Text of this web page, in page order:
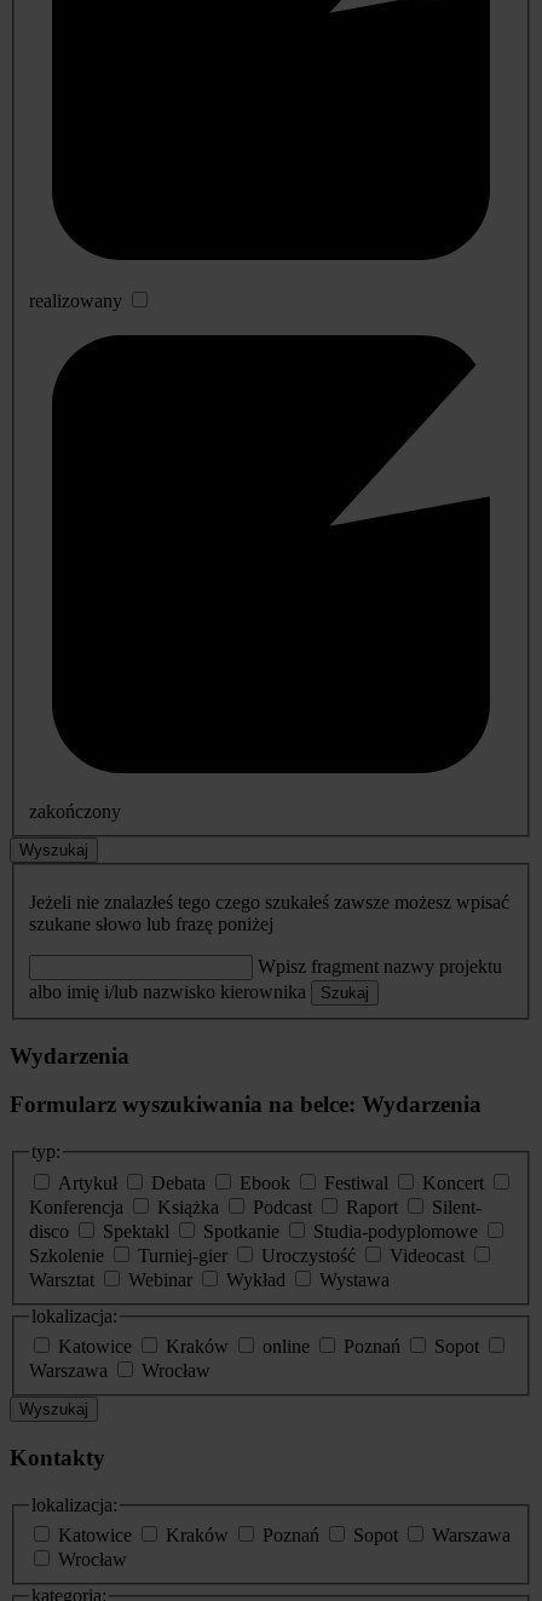
realizowany
zakończony
Wyszukaj
Jeżeli nie znalazłeś tego czego szukałeś zawsze możesz wpisać
szukane słowo lub frazę poniżej
Wpisz fragment nazwy projektu
albo imię i/lub nazwisko kierownika
Szukaj
Wydarzenia
Formularz wyszukiwania na belce: Wydarzenia
typ:
Artykuł
Debata Ebook Festiwal
Koncert
Konferencja
Książka Podcast Raport
Silent-
disco
Spektakl Spotkanie
Studia-podyplomowe
Szkolenie
Turniej-gier Uroczystość
Videocast
Warsztat
Webinar Wykład
Wystawa
lokalizacja:
Katowice
Kraków online Poznań
Sopot
Warszawa
Wrocław
Wyszukaj
Kontakty
lokalizacja:
Katowice
Kraków Poznań Sopot
Warszawa
Wrocław
kategoria: